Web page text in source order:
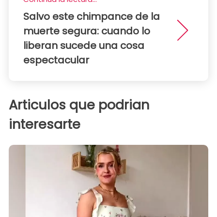
Salvo este chimpance de la
muerte segura: cuando lo
liberan sucede una cosa
espectacular
Articulos que podrian
interesarte